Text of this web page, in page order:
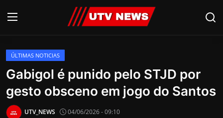
AO VIVO
PIRACICABA
CAMPINAS
ÚLTIMAS NOTICIAS
Gabigol é punido pelo STJD por
gesto obsceno em jogo do Santos
UTV_NEWS 04/06/2026 - 09:10